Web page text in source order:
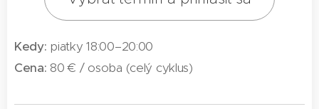
Kedy: piatky 18:00–20:00
Cena: 80 € / osoba (celý cyklus)